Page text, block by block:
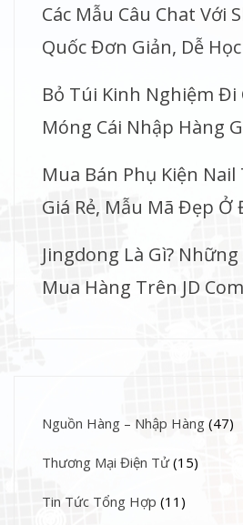
Các Mẫu Câu Chat Với
Quốc Đơn Giản, Dễ Học
Bỏ Túi Kinh Nghiệm Đi
Móng Cái Nhập Hàng
Mua Bán Phụ Kiện
Giá Rẻ, Mẫu Mã Đẹp Ở
Jingdong Là Gì?
Mua Hàng Trên JD Com
Nguồn Hàng – Nhập Hàng (47)
Thương Mại Điện Tử(15)
Tin Tức Tổng Hợp (11)